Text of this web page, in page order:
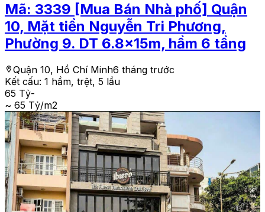
Mã: 3339 [Mua Bán Nhà phố] Quận
10, Mặt tiền Nguyễn Tri Phương,
Phường 9. DT 6.8x15m, hầm 6 tầng
Quận 10, Hồ Chí Minh6 tháng trước
Kết cấu: 1 hầm, trệt, 5 lầu
65 Tỷ-
~ 65 Tỷ/m2